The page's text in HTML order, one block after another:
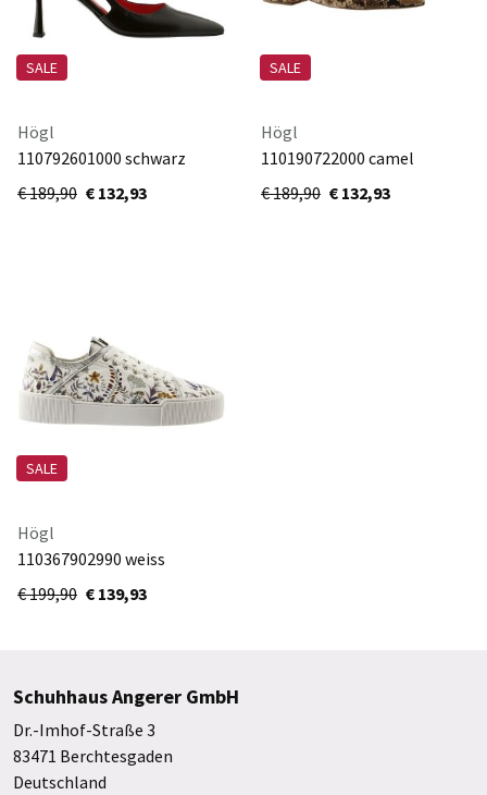
SALE
Högl
110792601000 schwarz
€ 189,90 € 132,93
SALE
Högl
110190722000 camel
€ 189,90 € 132,93
SALE
Högl
110367902990 weiss
€ 199,90 € 139,93
Schuhhaus Angerer GmbH
Dr.-Imhof-Straße 3
83471 Berchtesgaden
Deutschland